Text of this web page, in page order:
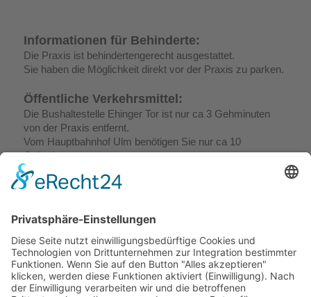
Informationen für Behinderte:
Die Praxis ist behindertengerecht ausgestattet.
Sie haben die Möglichkeit direkt vor der Praxis zu parken.
Öffentliche Verkehrsmittel:
Die Bushaltestelle Ehinger Tor ist nur ca 3 Gehminuten
von der Praxis entfernt.
Vom Hauptbahnhof Ulm benötigen Sie nur ca 10
Gehminuten.
Busse sowie Straßenbahnen können Sie also bequem
nutzen um die Praxis zu erreichen.
Parkplätze:
Kostenfreie Parkplätze stehen unseren Patienten in der
Tiefgarage nebenan im B&B Hotel zur Verfügung.
In der Zinglerstraße finden Sie jederzeit Parkplätze und
können die Praxis direkt durch eine schmale Gasse